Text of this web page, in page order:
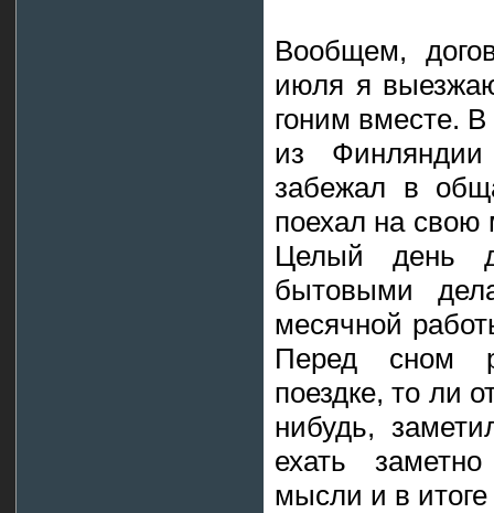
Вообщем,
июля я
гоним вместе. В
из Финляндии
забежал в
поехал на свою
Целый день
бытовыми
месячной
Перед сном
поездке, то ли
нибудь,
ехать
мысли и в